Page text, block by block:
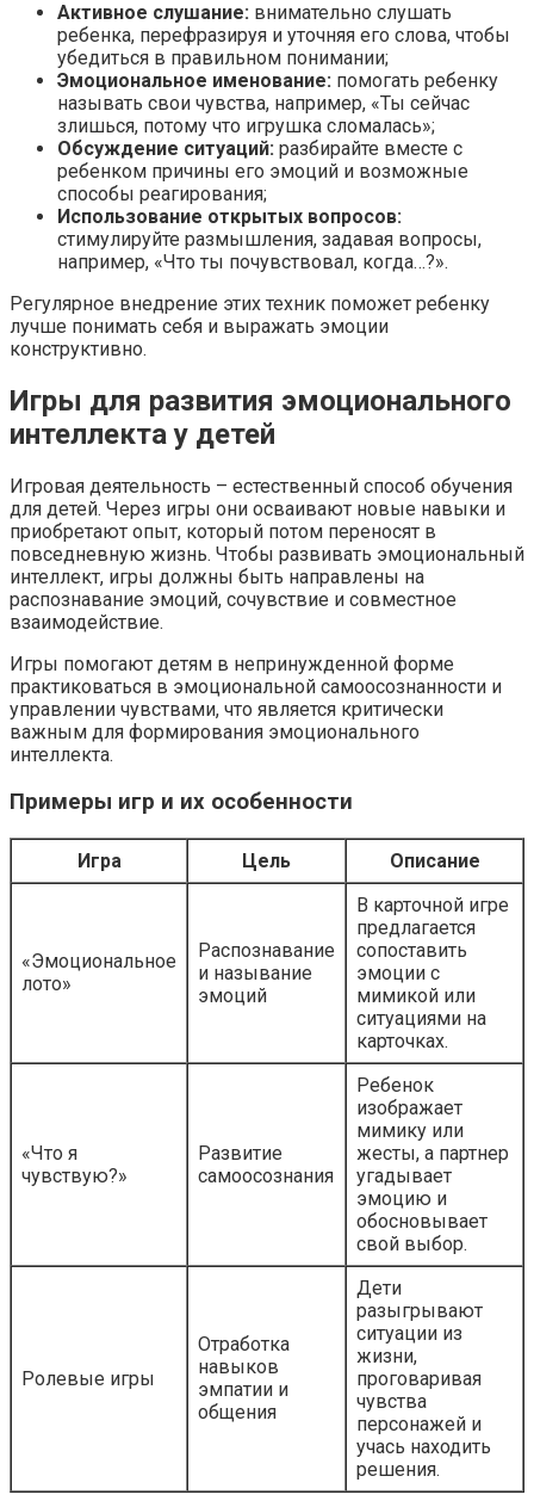
Активное слушание: внимательно слушать
ребенка, перефразируя и уточняя его слова, чтобы
убедиться в правильном понимании;
Эмоциональное именование: помогать ребенку
называть свои чувства, например, «Ты сейчас
злишься, потому что игрушка сломалась»;
Обсуждение ситуаций: разбирайте вместе с
ребенком причины его эмоций и возможные
способы реагирования;
Использование открытых вопросов:
стимулируйте размышления, задавая вопросы,
например, «Что ты почувствовал, когда…?».
Регулярное внедрение этих техник поможет ребенку
лучше понимать себя и выражать эмоции
конструктивно.
Игры для развития эмоционального
интеллекта у детей
Игровая деятельность – естественный способ обучения
для детей. Через игры они осваивают новые навыки и
приобретают опыт, который потом переносят в
повседневную жизнь. Чтобы развивать эмоциональный
интеллект, игры должны быть направлены на
распознавание эмоций, сочувствие и совместное
взаимодействие.
Игры помогают детям в непринужденной форме
практиковаться в эмоциональной самоосознанности и
управлении чувствами, что является критически
важным для формирования эмоционального
интеллекта.
Примеры игр и их особенности
Игра Цель Описание
«Эмоциональное
лото»
Распознавание
и называние
эмоций
В карточной игре
предлагается
сопоставить
эмоции с
мимикой или
ситуациями на
карточках.
«Что я
чувствую?»
Развитие
самоосознания
Ребенок
изображает
мимику или
жесты, а партнер
угадывает
эмоцию и
обосновывает
свой выбор.
Ролевые игры
Отработка
навыков
эмпатии и
общения
Дети
разыгрывают
ситуации из
жизни,
проговаривая
чувства
персонажей и
учась находить
решения.